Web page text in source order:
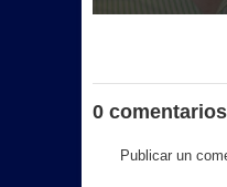
0
Publicar un